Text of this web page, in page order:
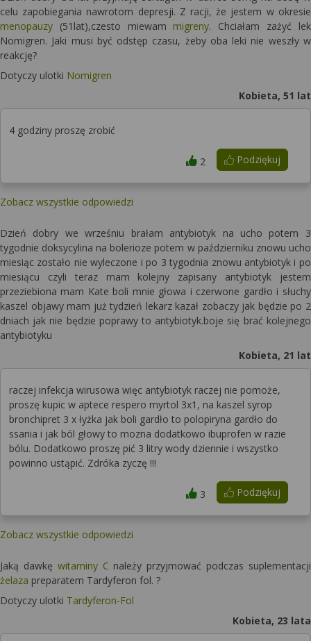
celu zapobiegania nawrotom depresji. Z racji, że jestem w okresie
menopauzy (51lat),czesto miewammigreny. Chciałam zażyć lek
Nomigren. Jaki musi być odstęp czasu, żeby oba leki nie weszły w
reakcję?
Dotyczy ulotki Nomigren
Kobieta, 51 lat
4 godziny proszę zrobić
Podziękuj
2
Zobacz wszystkie odpowiedzi
Dzień dobry we wrześniu brałam antybiotyk na ucho potem 3
tygodnie doksycylina na bolerioze potem w październiku znowu ucho
miesiąc zostało nie wyleczone i po 3 tygodnia znowu antybiotyk i po
miesiącu czyli teraz mam kolejny zapisany antybiotyk jestem
przeziebiona mam Kate boli mnie głowa i czerwone gardło i słuchy
kaszel objawy mam już tydzień lekarz kazał zobaczy jak będzie po 2
dniach jak nie będzie poprawy to antybiotyk.boje się brać kolejnego
antybiotyku
Kobieta, 21 lat
raczej infekcja wirusowa więc antybiotyk raczej nie pomoże,
proszę kupic w aptece respero myrtol 3x1, na kaszel syrop
bronchipret 3 x łyżka jak boli gardło to polopiryna gardło do
ssania i jak ból głowy to mozna dodatkowo ibuprofen w razie
bólu. Dodatkowo proszę pić 3 litry wody dziennie i wszystko
powinno ustąpić. Zdróka zyczę !!!
Podziękuj
3
Zobacz wszystkie odpowiedzi
Jaką dawkę witaminy C należy przyjmować podczas suplementacji
żelaza preparatem Tardyferon fol. ?
Dotyczy ulotki Tardyferon-Fol
Kobieta, 23 lata